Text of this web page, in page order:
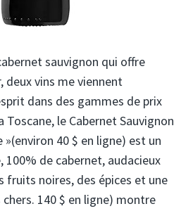
sauvignon qui offre
deux vins me viennent
dans des gammes de prix
le Cabernet Sauvignon
40 $ en ligne) est un
de cabernet, audacieux
fruits noires, des épices et une
140 $ en ligne) montre